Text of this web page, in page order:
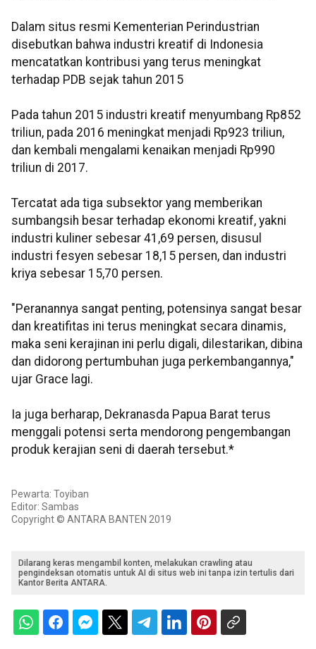
Dalam situs resmi Kementerian Perindustrian
disebutkan bahwa industri kreatif di Indonesia
mencatatkan kontribusi yang terus meningkat
terhadap PDB sejak tahun 2015
Pada tahun 2015 industri kreatif menyumbang Rp852
triliun, pada 2016 meningkat menjadi Rp923 triliun,
dan kembali mengalami kenaikan menjadi Rp990
triliun di 2017.
Tercatat ada tiga subsektor yang memberikan
sumbangsih besar terhadap ekonomi kreatif, yakni
industri kuliner sebesar 41,69 persen, disusul
industri fesyen sebesar 18,15 persen, dan industri
kriya sebesar 15,70 persen.
"Peranannya sangat penting, potensinya sangat besar
dan kreatifitas ini terus meningkat secara dinamis,
maka seni kerajinan ini perlu digali, dilestarikan, dibina
dan didorong pertumbuhan juga perkembangannya,"
ujar Grace lagi.
Ia juga berharap, Dekranasda Papua Barat terus
menggali potensi serta mendorong pengembangan
produk kerajian seni di daerah tersebut.*
Pewarta: Toyiban
Editor: Sambas
Copyright © ANTARA BANTEN 2019
Dilarang keras mengambil konten, melakukan crawling atau
pengindeksan otomatis untuk AI di situs web ini tanpa izin tertulis dari
Kantor Berita ANTARA.